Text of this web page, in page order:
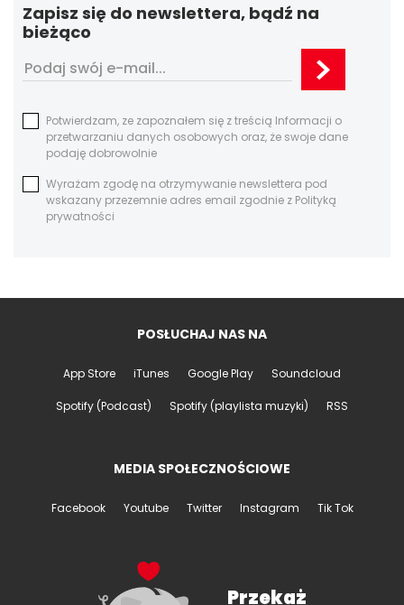
Zapisz się do newslettera, bądź na
bieżąco
Potwierdzam, ze zapoznałem się z treścią Informacji o
przetwarzaniu danych osobowych oraz, że swoje dane
podaję dobrowolnie
Wyrażam zgodę na otrzymywanie newslettera pod
wskazany przezemnie adres email zgodnie z Polityką
prywatności
POSŁUCHAJ NAS NA
App Store iTunes Google Play Soundcloud
Spotify (Podcast) Spotify (playlista muzyki) RSS
MEDIA SPOŁECZNOŚCIOWE
Facebook Youtube Twitter Instagram Tik Tok
Przekaż